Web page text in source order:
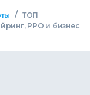
/ ТОП
РРО и бизнес